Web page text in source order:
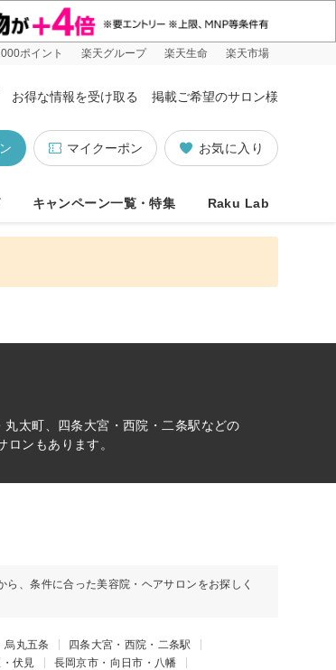
ポイント 楽天グループ 楽天生命 楽天市場
お得な情報を受け取る 掲載ご希望のサロン様
お気に入り
マイクーポン
キャンペーン一覧・特集 Raku Lab
太町、四条大宮・西院・二条駅などの
ンもあります。
、条件に合った美容院・ヘアサロンをお探しく
烏丸五条
四条大宮・西院・二条駅
伏見
長岡京市・向日市・八幡